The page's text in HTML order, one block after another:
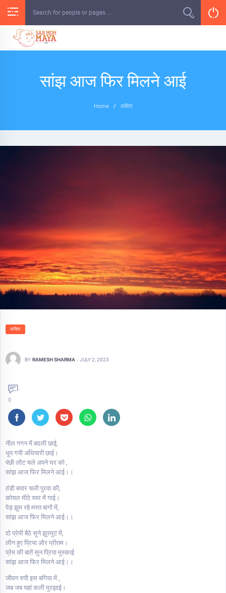
सांझ आज फिर मिलने आई
Home / कविता
कविता
BY RAMESH SHARMA - JULY 2, 2023
0
नील गगन में बदली छाई,
धूप गयी अंधियारी छाई।
पंछी लौट चले अपने घर को ,
सांझ आज फिर मिलने आई।।
ठंडी बयार चली पुरवा की,
कोयल मीठे स्वर में गाई।
पेड़ झूम रहे मस्त बागों में,
सांझ आज फिर मिलने आई।।
दो प्रेमी बैठे सूने झुरमुट में,
लीन हुए प्रिया और प्रीतम।
प्रेम की बातें सुन प्रिया मुस्काई
सांझ आज फिर मिलने आई।।
जीवन रुपी इस बगिया में ,
जब जब यहां कली मुरझाई।